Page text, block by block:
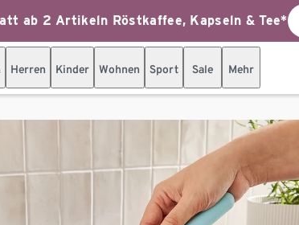
ab 2 Artikeln Röstkaffee, Kapseln & Tee*
Herren Kinder Wohnen Sport Sale Mehr